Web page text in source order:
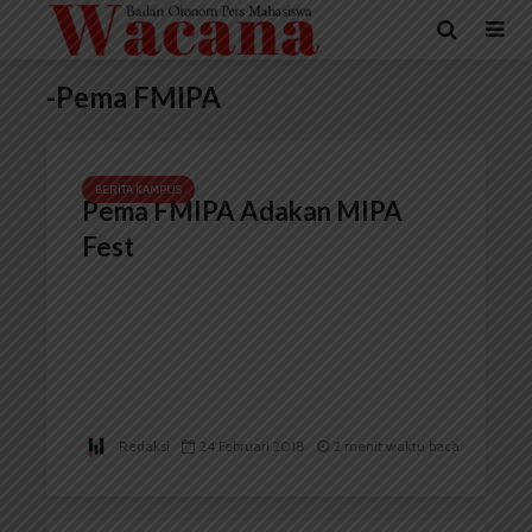
-Pema FMIPA
BERITA KAMPUS
Pema FMIPA Adakan MIPA
Fest
Redaksi 24 Februari 2018 2 menit waktu baca